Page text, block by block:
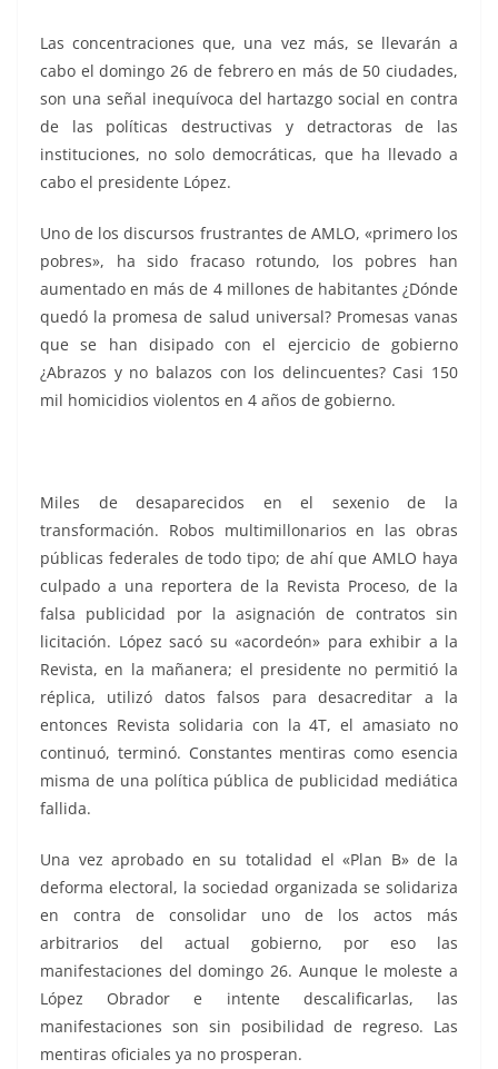
Las concentraciones que, una vez más, se llevarán a
cabo el domingo 26 de febrero en más de 50 ciudades,
son una señal inequívoca del hartazgo social en contra
de las políticas destructivas y detractoras de las
instituciones, no solo democráticas, que ha llevado a
cabo el presidente López.
Uno de los discursos frustrantes de AMLO, «primero los
pobres», ha sido fracaso rotundo, los pobres han
aumentado en más de 4 millones de habitantes ¿Dónde
quedó la promesa de salud universal? Promesas vanas
que se han disipado con el ejercicio de gobierno
¿Abrazos y no balazos con los delincuentes? Casi 150
mil homicidios violentos en 4 años de gobierno.
Miles de desaparecidos en el sexenio de la
transformación. Robos multimillonarios en las obras
públicas federales de todo tipo; de ahí que AMLO haya
culpado a una reportera de la Revista Proceso, de la
falsa publicidad por la asignación de contratos sin
licitación. López sacó su «acordeón» para exhibir a la
Revista, en la mañanera; el presidente no permitió la
réplica, utilizó datos falsos para desacreditar a la
entonces Revista solidaria con la 4T, el amasiato no
continuó, terminó. Constantes mentiras como esencia
misma de una política pública de publicidad mediática
fallida.
Una vez aprobado en su totalidad el «Plan B» de la
deforma electoral, la sociedad organizada se solidariza
en contra de consolidar uno de los actos más
arbitrarios del actual gobierno, por eso las
manifestaciones del domingo 26. Aunque le moleste a
López Obrador e intente descalificarlas, las
manifestaciones son sin posibilidad de regreso. Las
mentiras oficiales ya no prosperan.